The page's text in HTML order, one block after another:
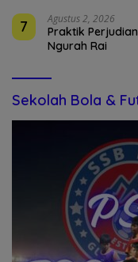
7 Agustus 2, 2026
Praktik
Ngurah Rai
Sekolah Bola &